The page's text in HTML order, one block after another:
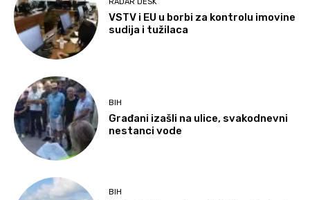
VSTV i EU u borbi za kontrolu imovine
sudija i tužilaca
BIH
Građani izašli na ulice, svakodnevni
nestanci vode
BIH